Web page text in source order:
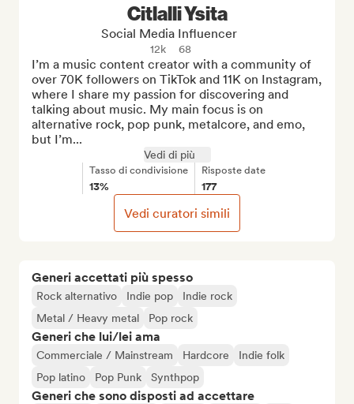
Generi accettati più spesso
Rock alternativo Indie pop
Indie rock
Metal / Heavy metal
Pop rock
Generi che lui/lei ama
Commerciale / Mainstream Hardcore
Indie folk
Pop latino
Pop Punk Synthpop
Generi che sono disposti ad accettare
Citlalli Ysita
Social Media Influencer
12k 68
I’m a music content creator with a community of
over 70K followers on TikTok and 11K on Instagram,
where I share my passion for discovering and
talking about music. My main focus is on
alternative rock, pop punk, metalcore, and emo,
but I’m...
Vedi di più
Tasso di condivisione
13%
Risposte date
177
Vedi curatori simili